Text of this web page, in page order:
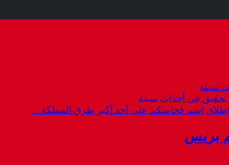
سبتة
تحقيق في أحداث سبتة
إسم فخامتكم على أحد أكبر طرق المملكة…
بريس